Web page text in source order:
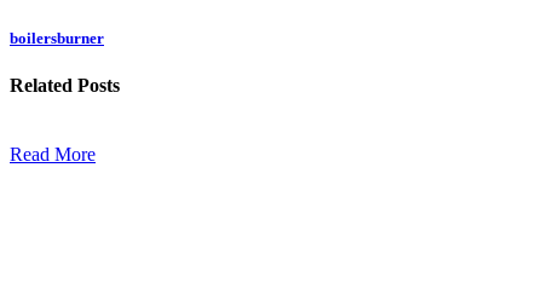
boilersburner
Related Posts
Read More